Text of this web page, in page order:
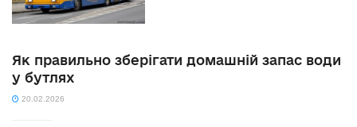
Як правильно зберігати домашній запас води
у бутлях
20.02.2026